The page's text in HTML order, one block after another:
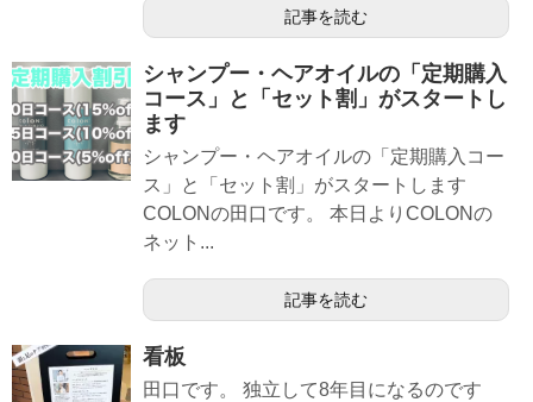
記事を読む
シャンプー・ヘアオイルの「定期購入
コース」と「セット割」がスタートし
ます
シャンプー・ヘアオイルの「定期購入コー
ス」と「セット割」がスタートします
COLONの田口です。 本日よりCOLONの
ネット...
記事を読む
看板
田口です。 独立して8年目になるのです